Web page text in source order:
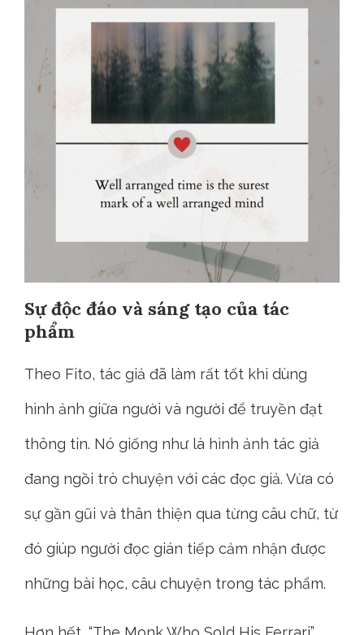
Sự độc đáo và sáng tạo của tác
phẩm
Theo Fito, tác giả đã làm rất tốt khi dùng
hình ảnh giữa người và người để truyền đạt
thông tin. Nó giống như là hình ảnh tác giả
đang ngồi trò chuyện với các đọc giả. Vừa có
sự gần gũi và thân thiện qua từng câu chữ, từ
đó giúp người đọc gián tiếp cảm nhận được
những bài học, câu chuyện trong tác phẩm.